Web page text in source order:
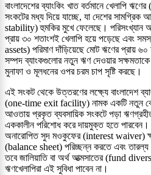
বাংলাদেশের ব্যাংকিং খাত বর্তমানে খেলাপি
সংকটের মধ্য দিয়ে যাচ্ছে, যা দেশের সামগ্রিক
stability) হুমকির মুখে ফেলেছে। পরিসংখ্যান
প্রায় ৩০ শতাংশই খেলাপি হয়ে পড়েছে এবং
assets) পরিমাণ দাঁড়িয়েছে মোট ঋণের প্রায়
সম্পদ ব্যাংকগুলোর নতুন ঋণ দেওয়ার
মুনাফা ও মূলধনের ওপর চরম চাপ সৃষ্টি করছে।
এই সংকট থেকে উত্তরণের লক্ষ্যে বাংলাদেশ
(one-time exit facility) নামক একটি নতুন
আওতায় প্রকৃত ব্যবসায়িক সংকটে পড়া
এককালীন পরিশোধ করে দায়মুক্ত হতে
অনারোপিত সুদ মওকুফের (interest waiver)
(balance sheet) পরিচ্ছন্ন করতে এবং
তবে জালিয়াতি বা অর্থ আত্মসাতের (fund
ঋণখেলাপিরা এই সুবিধা পাবেন না।